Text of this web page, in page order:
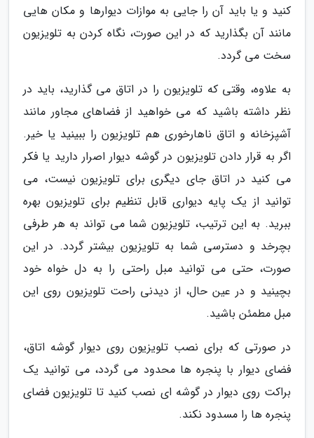
کنید و یا باید آن را جایی به موازات دیوارها و مکان هایی
مانند آن بگذارید که در این صورت، نگاه کردن به تلویزیون
سخت می گردد.
به علاوه، وقتی که تلویزیون را در اتاق می گذارید، باید در
نظر داشته باشید که می خواهید از فضاهای مجاور مانند
آشپزخانه و اتاق ناهارخوری هم تلویزیون را ببینید یا خیر.
اگر به قرار دادن تلویزیون در گوشه دیوار اصرار دارید یا فکر
می کنید در اتاق جای دیگری برای تلویزیون نیست، می
توانید از یک پایه دیواری قابل تنظیم برای تلویزیون بهره
ببرید. به این ترتیب، تلویزیون شما می تواند به هر طرفی
بچرخد و دسترسی شما به تلویزیون بیشتر گردد. در این
صورت، حتی می توانید مبل راحتی را به دل خواه خود
بچینید و در عین حال، از دیدنی راحت تلویزیون روی این
مبل مطمئن باشید.
در صورتی که برای نصب تلویزیون روی دیوار گوشه اتاق،
فضای دیوار با پنجره ها محدود می گردد، می توانید یک
براکت روی دیوار در گوشه ای نصب کنید تا تلویزیون فضای
پنجره ها را مسدود نکند.